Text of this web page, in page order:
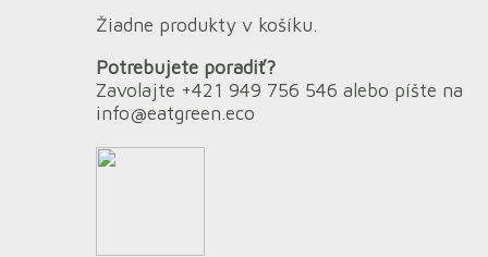
Žiadne produkty v košíku.
Potrebujete poradiť?
Zavolajte +421 949 756 546 alebo píšte na
info@eatgreen.eco